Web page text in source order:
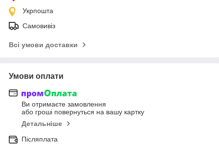
Укрпошта
Самовивіз
Всі умови доставки
Умови оплати
Ви отримаєте замовлення
або гроші повернуться на вашу картку
Детальніше
Післяплата